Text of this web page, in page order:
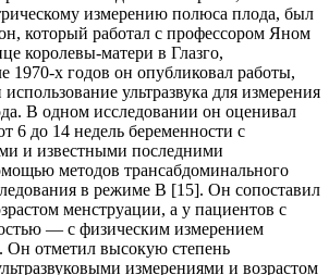
измерению полюса плода, был
который работал с профессором Яном
королевы-матери в Глазго,
1970-х годов он опубликовал работы,
ультразвука для измерения
В одном исследовании он оценивал
6 до 14 недель беременности с
и известными последними
методов трансабдоминального
в режиме B [15]. Он сопоставил
менструации, а у пациентов с
— с физическим измерением
Он отметил высокую степень
измерениями и возрастом